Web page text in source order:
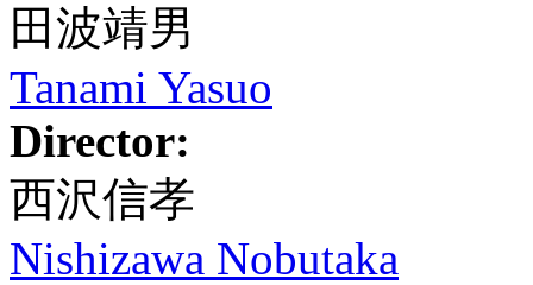
田波靖男
Tanami Yasuo
Director:
西沢信孝
Nishizawa Nobutaka